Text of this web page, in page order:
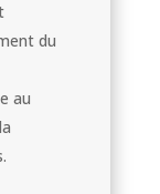
du
au